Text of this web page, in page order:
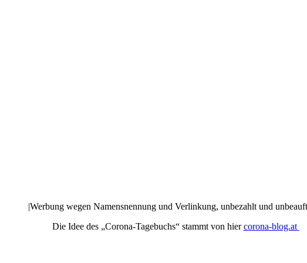
|Werbung wegen Namensnennung und Verlinkung, unbezahlt und
Die Idee des „Corona-Tagebuchs“ stammt von hiercorona-blog.at